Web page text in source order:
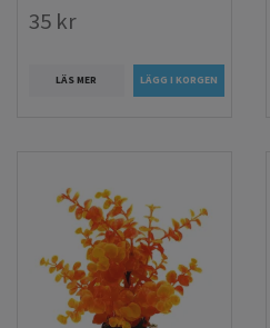
35 kr
LÄS MER